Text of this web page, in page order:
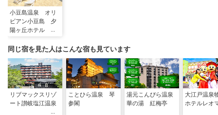
小豆島温泉 オリ
ビアン小豆島 夕
陽ヶ丘ホテル ＜
同じ宿を見た人はこんな宿も見ています
リブマックスリゾ
ート讃岐塩江温泉
ことひら温泉 琴
参閣
湯元こんぴら温泉
華の湯 紅梅亭
大江戸温
ホテルレオ